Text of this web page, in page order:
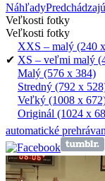
Náhľady
Veľkosti fotky
Veľkosti fotky
XXS – malý (240
✔ XS – veľmi malý
Malý (576 x 384)
Stredný (792 x
Veľký (1008 x
Originál (1024 x
automatické